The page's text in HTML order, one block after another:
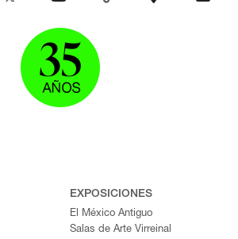
EXPOSICIONES
El México Antiguo
Salas de Arte Virreinal